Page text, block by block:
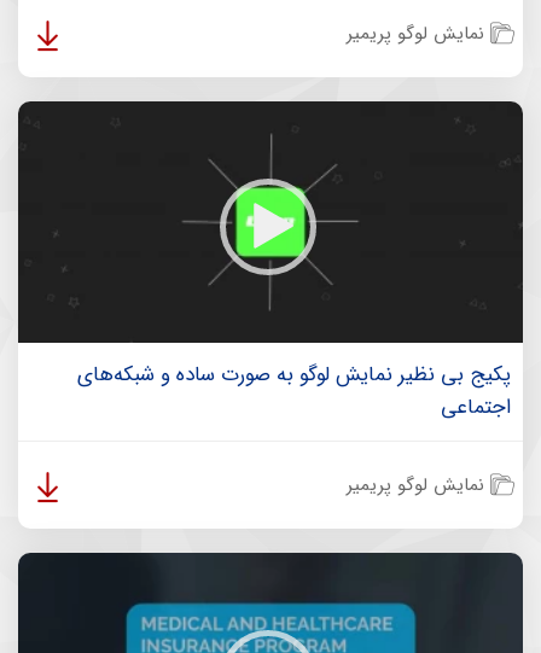
نمایش لوگو پریمیر
پکیج بی نظیر نمایش لوگو به صورت ساده و شبکه‌های
اجتماعی
نمایش لوگو پریمیر